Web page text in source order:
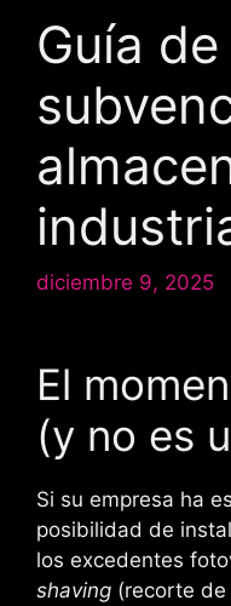
Guía
diciembre 9, 2025
El
(y no es
Si su empresa ha
posibilidad de
los excedentes
shaving (recorte